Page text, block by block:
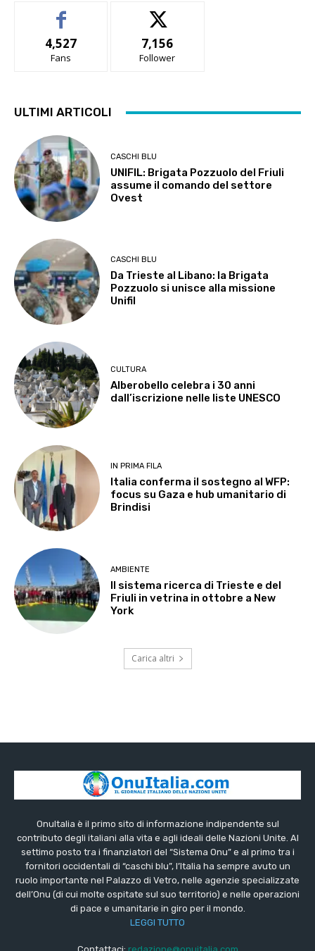
4,527
Fans
7,156
Follower
ULTIMI ARTICOLI
CASCHI BLU
UNIFIL: Brigata Pozzuolo del Friuli
assume il comando del settore
Ovest
CASCHI BLU
Da Trieste al Libano: la Brigata
Pozzuolo si unisce alla missione
Unifil
CULTURA
Alberobello celebra i 30 anni
dall’iscrizione nelle liste UNESCO
IN PRIMA FILA
Italia conferma il sostegno al WFP:
focus su Gaza e hub umanitario di
Brindisi
AMBIENTE
Il sistema ricerca di Trieste e del
Friuli in vetrina in ottobre a New
York
Carica altri
OnuItalia è il primo sito di informazione indipendente sul
contributo degli italiani alla vita e agli ideali delle Nazioni Unite. Al
settimo posto tra i finanziatori del “Sistema Onu” e al primo tra i
fornitori occidentali di “caschi blu”, l’Italia ha sempre avuto un
ruolo importante nel Palazzo di Vetro, nelle agenzie specializzate
dell’Onu (di cui molte ospitate sul suo territorio) e nelle operazioni
di pace e umanitarie in giro per il mondo.
LEGGI TUTTO